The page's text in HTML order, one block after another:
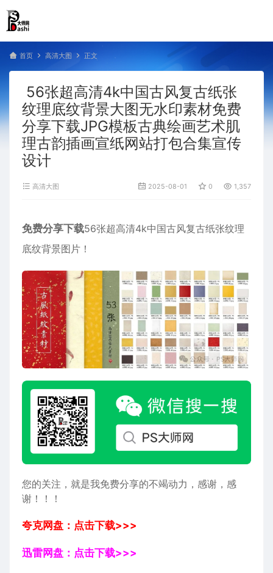
首页 高清大图 正文
56张超高清4k中国古风复古纸张
纹理底纹背景大图无水印素材免费
分享下载JPG模板古典绘画艺术肌
理古韵插画宣纸网站打包合集宣传
设计
高清大图 2025-08-01 0 1,357
免费分享下载56张超高清4k中国古风复古纸张纹理
底纹背景图片！
您的关注，就是我免费分享的不竭动力，感谢，感
谢！！！
夸克网盘：点击下载>>>
迅雷网盘：点击下载>>>